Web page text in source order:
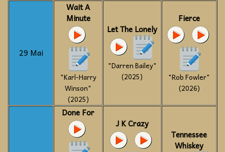
29 Mai
Wait A
Minute
"Karl-Harry
Winson"
(2025)
Let The Lonely
"Darren Bailey"
(2025)
Fierce
"Rob Fowler"
(2026)
Done For
J K Crazy
Tennessee
Whiskey